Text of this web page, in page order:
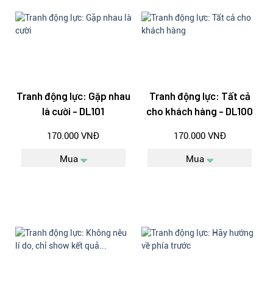
Tranh động lực: Gặp nhau
là cười - DL101
170.000 VNĐ
Mua
Tranh động lực: Tất cả
cho khách hàng - DL100
170.000 VNĐ
Mua